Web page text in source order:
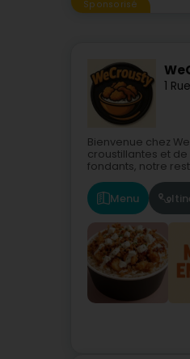
Sponsorisé
1
Bienvenue chez
croustillantes et
fondants, notre
Menu